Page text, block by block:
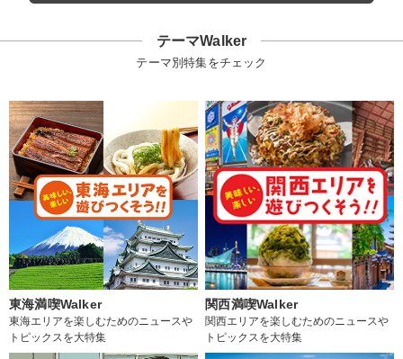
テーマWalker
テーマ別特集をチェック
東海満喫Walker
東海エリアを楽しむためのニュースや
トピックスを大特集
関西満喫Walker
関西エリアを楽しむためのニュースや
トピックスを大特集